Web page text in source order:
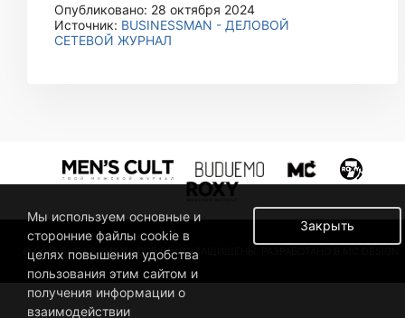
Опубликовано: 28 октября 2024
Источник: BUSINESSMAN - ДЕЛОВОЙ
СЕТЕВОЙ ЖУРНАЛ
© 2019 BUSINESSMAN. ВСЕ ПРАВА ЗАЩИЩЕНЫ. РАЗРАБОТАНО В MC DESIGN.
Закрыть
Мы используем основные и
сторонние файлы cookie в
целях повышения удобства
пользования этим сайтом и
получения информации о
взаимодействии